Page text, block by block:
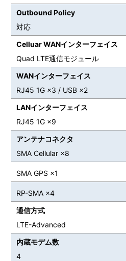
Outbound Policy
対応
Celluar WANインターフェイス
Quad LTE通信モジュール
WANインターフェイス
RJ45 1G ×3 / USB ×2
LANインターフェイス
RJ45 1G ×9
アンテナコネクタ
SMA Cellular ×8
SMA GPS ×1
RP-SMA ×4
通信方式
LTE-Advanced
内蔵モデム数
4